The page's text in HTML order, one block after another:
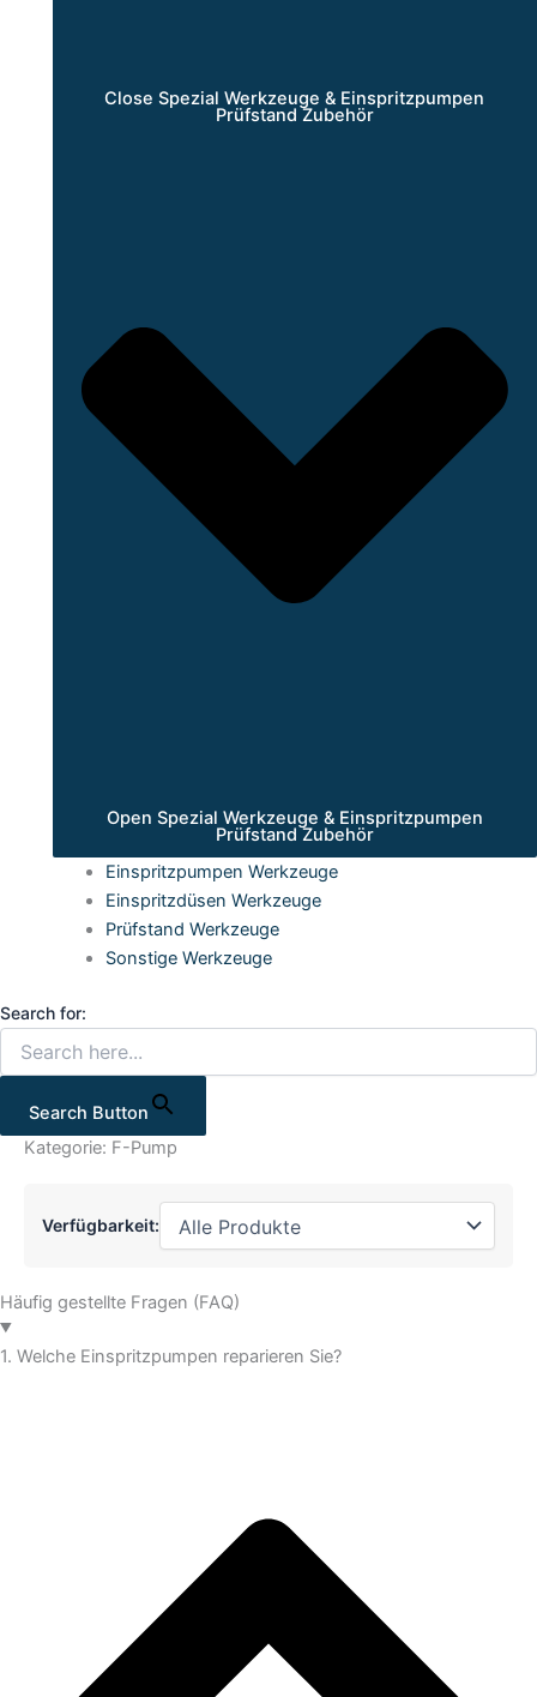
Close Spezial Werkzeuge & Einspritzpumpen
Prüfstand Zubehör
Open Spezial Werkzeuge & Einspritzpumpen
Prüfstand Zubehör
Einspritzpumpen Werkzeuge
Einspritzdüsen Werkzeuge
Prüfstand Werkzeuge
Sonstige Werkzeuge
Search for:
Search Button
Kategorie: F-Pump
Verfügbarkeit:
Häufig gestellte Fragen (FAQ)
1. Welche Einspritzpumpen reparieren Sie?